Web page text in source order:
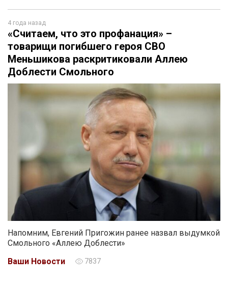
4 года назад
«Считаем, что это профанация» –
товарищи погибшего героя СВО
Меньшикова раскритиковали Аллею
Доблести Смольного
Напомним, Евгений Пригожин ранее назвал выдумкой
Смольного «Аллею Доблести»
Ваши Новости
7837